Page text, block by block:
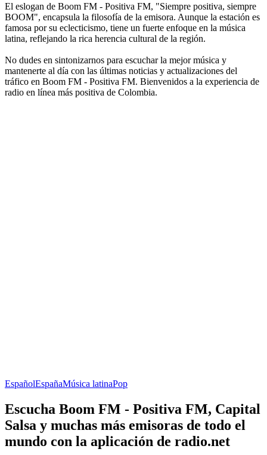
El eslogan de Boom FM - Positiva FM, "Siempre positiva, siempre
BOOM", encapsula la filosofía de la emisora. Aunque la estación es
famosa por su eclecticismo, tiene un fuerte enfoque en la música
latina, reflejando la rica herencia cultural de la región.
No dudes en sintonizarnos para escuchar la mejor música y
mantenerte al día con las últimas noticias y actualizaciones del
tráfico en Boom FM - Positiva FM. Bienvenidos a la experiencia de
radio en línea más positiva de Colombia.
EspañolEspañaMúsica latinaPop
Escucha Boom FM - Positiva FM, Capital
Salsa y muchas más emisoras de todo el
mundo con la aplicación de radio.net